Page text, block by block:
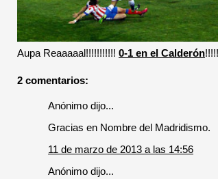
Aupa Reaaaaal!!!!!!!!!!! 0-1 en el Calderón
2 comentarios:
Anónimo dijo...
Gracias en Nombre del Madridismo.
11 de marzo de 2013 a las 14:56
Anónimo dijo...